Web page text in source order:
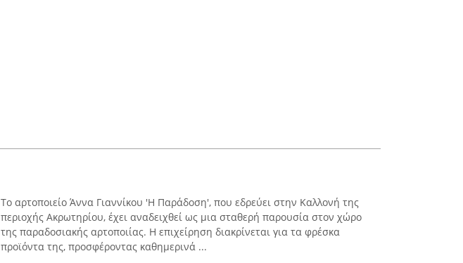
Το αρτοποιείο Άννα Γιαννίκου 'Η Παράδοση', που εδρεύει στην Καλλονή της
περιοχής Ακρωτηρίου, έχει αναδειχθεί ως μια σταθερή παρουσία στον χώρο
της παραδοσιακής αρτοποιίας. Η επιχείρηση διακρίνεται για τα φρέσκα
προϊόντα της, προσφέροντας καθημερινά ...